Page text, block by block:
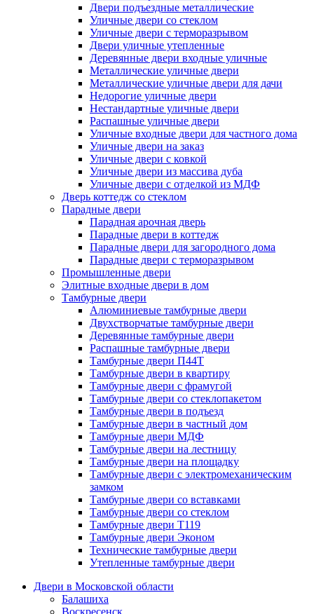
Двери подъездные металлические
Уличные двери со стеклом
Уличные двери с терморазрывом
Двери уличные утепленные
Деревянные двери входные уличные
Металлические уличные двери
Металлические уличные двери для дачи
Недорогие уличные двери
Нестандартные уличные двери
Распашные уличные двери
Уличные входные двери для частного дома
Уличные двери на заказ
Уличные двери с ковкой
Уличные двери из массива дуба
Уличные двери с отделкой из МДФ
Дверь коттедж со стеклом
Парадные двери
Парадная арочная дверь
Парадные двери в коттедж
Парадные двери для загородного дома
Парадные двери с терморазрывом
Промышленные двери
Элитные входные двери в дом
Тамбурные двери
Алюминиевые тамбурные двери
Двухстворчатые тамбурные двери
Деревянные тамбурные двери
Распашные тамбурные двери
Тамбурные двери П44Т
Тамбурные двери в квартиру
Тамбурные двери с фрамугой
Тамбурные двери со стеклопакетом
Тамбурные двери в подъезд
Тамбурные двери в частный дом
Тамбурные двери МДФ
Тамбурные двери на лестницу
Тамбурные двери на площадку
Тамбурные двери с электромеханическим
замком
Тамбурные двери со вставками
Тамбурные двери со стеклом
Тамбурные двери Т119
Тамбурные двери Эконом
Технические тамбурные двери
Утепленные тамбурные двери
Двери в Московской области
Балашиха
Воскресенск